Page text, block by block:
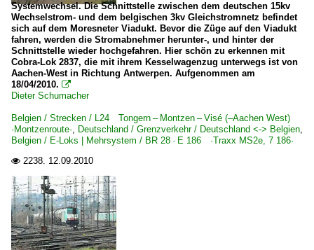
Systemwechsel. Die Schnittstelle zwischen dem deutschen 15kv
Wechselstrom- und dem belgischen 3kv Gleichstromnetz befindet
sich auf dem Moresneter Viadukt. Bevor die Züge auf den Viadukt
fahren, werden die Stromabnehmer herunter-, und hinter der
Schnittstelle wieder hochgefahren. Hier schön zu erkennen mit
Cobra-Lok 2837, die mit ihrem Kesselwagenzug unterwegs ist von
Aachen-West in Richtung Antwerpen. Aufgenommen am
18/04/2010. 
Dieter Schumacher
Belgien / Strecken / L24 Tongern – Montzen – Visé (–Aachen West)
·Montzenroute·, Deutschland / Grenzverkehr / Deutschland <-> Belgien,
Belgien / E-Loks | Mehrsystem / BR 28 · E 186 ·Traxx MS2e, 7 186·
 2238. 12.09.2010